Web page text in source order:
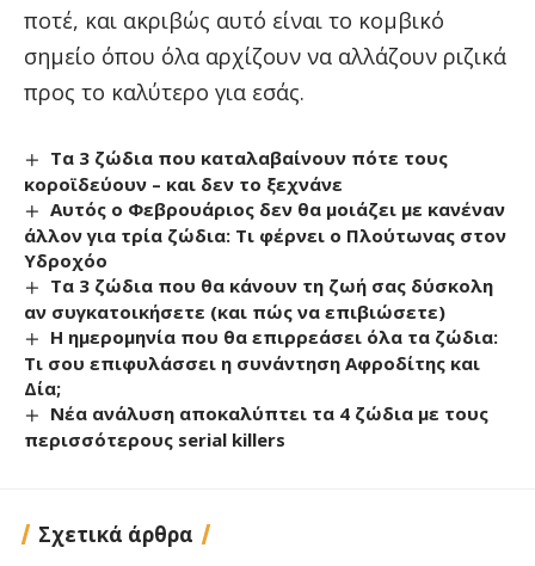
ποτέ, και ακριβώς αυτό είναι το κομβικό
σημείο όπου όλα αρχίζουν να αλλάζουν ριζικά
προς το καλύτερο για εσάς.
Τα 3 ζώδια που καταλαβαίνουν πότε τους
κοροϊδεύουν – και δεν το ξεχνάνε
Αυτός ο Φεβρουάριος δεν θα μοιάζει με κανέναν
άλλον για τρία ζώδια: Τι φέρνει ο Πλούτωνας στον
Υδροχόο
Τα 3 ζώδια που θα κάνουν τη ζωή σας δύσκολη
αν συγκατοικήσετε (και πώς να επιβιώσετε)
Η ημερομηνία που θα επιρρεάσει όλα τα ζώδια:
Τι σου επιφυλάσσει η συνάντηση Αφροδίτης και
Δία;
Νέα ανάλυση αποκαλύπτει τα 4 ζώδια με τους
περισσότερους serial killers
Σχετικά άρθρα